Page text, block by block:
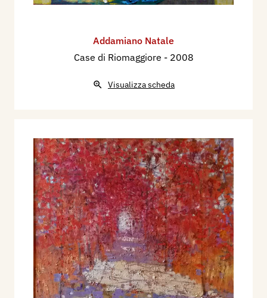
Addamiano Natale
Case di Riomaggiore - 2008
Visualizza scheda